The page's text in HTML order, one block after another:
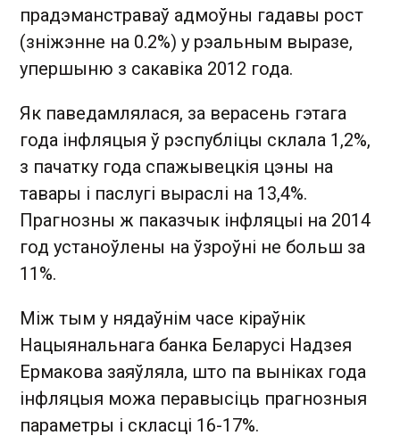
прадэманстраваў адмоўны гадавы рост
(зніжэнне на 0.2%) у рэальным выразе,
упершыню з сакавіка 2012 года.
Як паведамлялася, за верасень гэтага
года інфляцыя ў рэспубліцы склала 1,2%,
з пачатку года спажывецкія цэны на
тавары і паслугі выраслі на 13,4%.
Прагнозны ж паказчык інфляцыі на 2014
год устаноўлены на ўзроўні не больш за
11%.
Між тым у нядаўнім часе кіраўнік
Нацыянальнага банка Беларусі Надзея
Ермакова заяўляла, што па выніках года
інфляцыя можа перавысіць прагнозныя
параметры і скласці 16-17%.